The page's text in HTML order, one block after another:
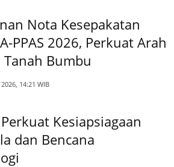
Nota Kesepakatan
PPAS 2026, Perkuat Arah
Bumbu
14:21 WIB
Kesiapsiagaan
dan Bencana